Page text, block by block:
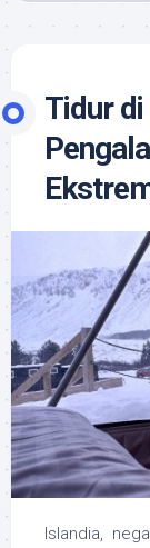
Tidur di
Islandia,